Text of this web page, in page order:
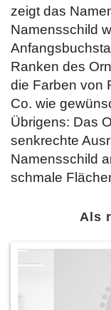
zeigt das
Namensschild
Ranken des
die Farben von
Co. wie
Übrigens: Das
senkrechte
Namensschild
schmale
Als